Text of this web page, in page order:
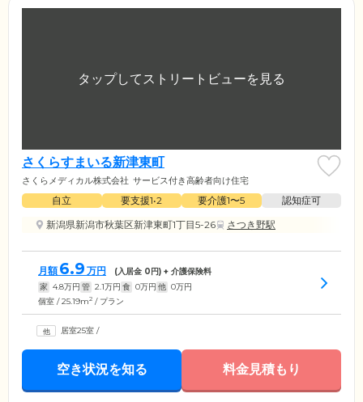
さくらすまいる新津東町
さくらメディカル株式会社 サービス付き高齢者向け住宅
自立 要支援1•2 要介護1〜5
認知症可
新潟県新潟市秋葉区新津東町1丁目5-26
さつき野駅
月額 6.9 万円 (入居金 0円) + 介護保険料
家 4.8万円 管 2.1万円 食 0万円 他 0万円
個室 / 25.19m2 / プラン
居室25室 /
空き状況を知る 料金見積もり